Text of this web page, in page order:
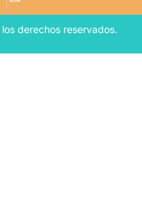
derechos reservados.